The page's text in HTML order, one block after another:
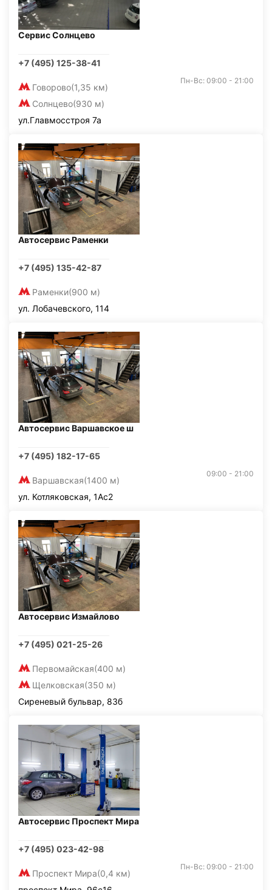
Сервис Солнцево
+7 (495) 125-38-41
Говорово(1,35 км)
Солнцево(930 м)
Пн-Вс: 09:00 - 21:00
ул.Главмосстроя 7а
Автосервис Раменки
+7 (495) 135-42-87
Раменки(900 м)
ул. Лобачевского, 114
Автосервис Варшавское ш
+7 (495) 182-17-65
Варшавская(1400 м)
09:00 - 21:00
ул. Котляковская, 1Ас2
Автосервис Измайлово
+7 (495) 021-25-26
Первомайская(400 м)
Щелковская(350 м)
Сиреневый бульвар, 83б
Автосервис Проспект Мира
+7 (495) 023-42-98
Проспект Мира(0,4 км)
Пн-Вс: 09:00 - 21:00